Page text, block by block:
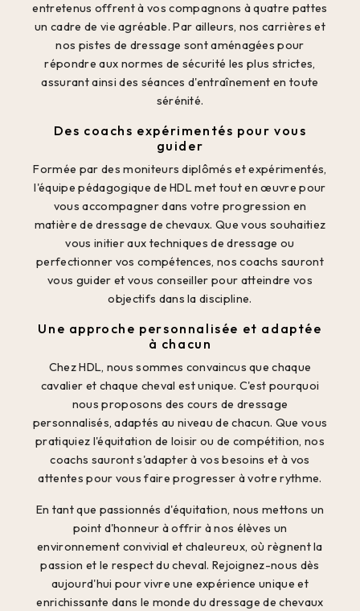
entretenus offrent à vos compagnons à quatre pattes
un cadre de vie agréable. Par ailleurs, nos carrières et
nos pistes de dressage sont aménagées pour
répondre aux normes de sécurité les plus strictes,
assurant ainsi des séances d'entraînement en toute
sérénité.
Des coachs expérimentés pour vous
guider
Formée par des moniteurs diplômés et expérimentés,
l'équipe pédagogique de HDL met tout en œuvre pour
vous accompagner dans votre progression en
matière de dressage de chevaux. Que vous souhaitiez
vous initier aux techniques de dressage ou
perfectionner vos compétences, nos coachs sauront
vous guider et vous conseiller pour atteindre vos
objectifs dans la discipline.
Une approche personnalisée et adaptée
à chacun
Chez HDL, nous sommes convaincus que chaque
cavalier et chaque cheval est unique. C'est pourquoi
nous proposons des cours de dressage
personnalisés, adaptés au niveau de chacun. Que vous
pratiquiez l'équitation de loisir ou de compétition, nos
coachs sauront s'adapter à vos besoins et à vos
attentes pour vous faire progresser à votre rythme.
En tant que passionnés d'équitation, nous mettons un
point d'honneur à offrir à nos élèves un
environnement convivial et chaleureux, où règnent la
passion et le respect du cheval. Rejoignez-nous dès
aujourd'hui pour vivre une expérience unique et
enrichissante dans le monde du dressage de chevaux